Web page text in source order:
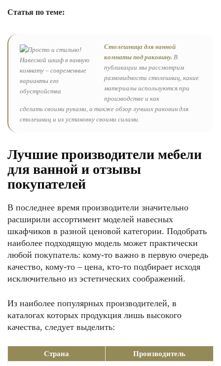
Статья по теме:
Столешница для ванной
комнаты под раковину. В
публикации мы рассмотрим
разновидности столешниц, какие
материалы используются при
производстве и как
сделать своими руками, а также обзор лучших раковин для
столешниц и их установку своими силами.
Лучшие производители мебели
для ванной и отзывы
покупателей
В последнее время производители значительно
расширили ассортимент моделей навесных
шкафчиков в разной ценовой категории. Подобрать
наиболее подходящую модель может практически
любой покупатель: кому-то важно в первую очередь
качество, кому-то – цена, кто-то подбирает исходя
исключительно из эстетических соображений.
Из наиболее популярных производителей, в
каталогах которых продукция лишь высокого
качества, следует выделить:
Страна
Производитель